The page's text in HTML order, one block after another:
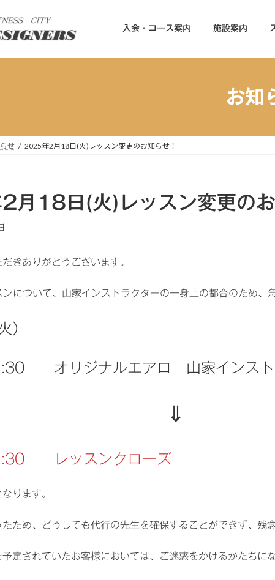
入会・コース案内 施設案内
お知
せ 2025年2月18日(火)レッスン変更のお知らせ！
18日(火)レッスン変更のお
きありがとうございます。
について、山家インストラクターの一身上の都合のため、
）
オリジナルエアロ 山家インス
レッスンクローズ
ります。
ため、どうしても代行の先生を確保することができず、残
定されていたお客様においては、ご迷惑をかけるかたちに